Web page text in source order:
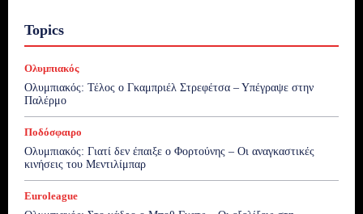
Topics
Ολυμπιακός
Ολυμπιακός: Τέλος ο Γκαμπριέλ Στρεφέτσα – Υπέγραψε στην
Παλέρμο
Ποδόσφαιρο
Ολυμπιακός: Γιατί δεν έπαιξε ο Φορτούνης – Οι αναγκαστικές
κινήσεις του Μεντιλίμπαρ
Euroleague